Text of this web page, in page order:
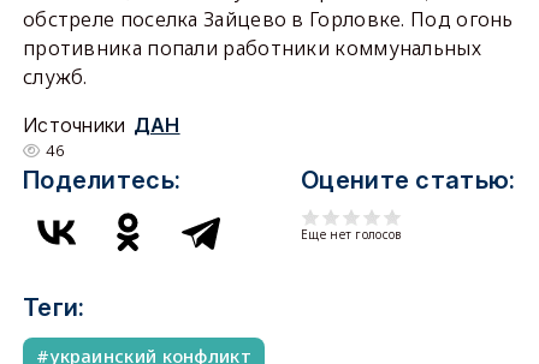
обстреле поселка Зайцево в Горловке. Под огонь
противника попали работники коммунальных
служб.
Источники ДАН
46
Поделитесь: Оцените статью:
Еще нет голосов
Теги:
украинский конфликт